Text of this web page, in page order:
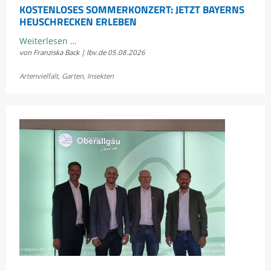
KOSTENLOSES SOMMERKONZERT: JETZT BAYERNS
HEUSCHRECKEN ERLEBEN
Weiterlesen …
Sommerkonzert:
Bayerns
von Franziska Back | lbv.de 05.08.2026
Artenvielfalt, Garten, Insekten